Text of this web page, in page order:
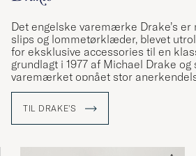
Det engelske varemærke Drake’s er
slips og lommetørklæder, blevet
for eksklusive accessories til en
grundlagt i 1977 af Michael Drake og
varemærket opnået stor
stilinteresserede mænd for deres
deres egne fabrikker i London og
materialerne bliver indhentet fra
TIL DRAKE'S